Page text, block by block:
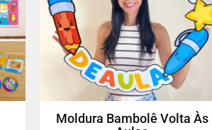
Moldura Bambolê Volta Às